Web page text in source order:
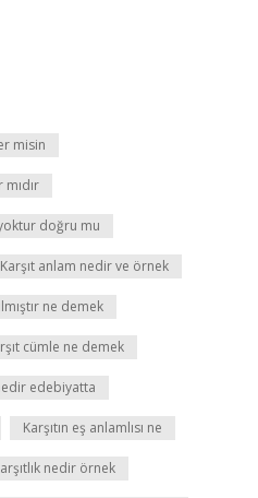
misin
doğru mu
Karşıt anlam nedir ve örnek
ne demek
cümle ne demek
edebiyatta
Karşıtın eş anlamlısı ne
nedir örnek